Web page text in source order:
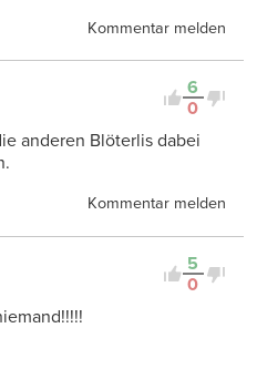
Kommentar melden
6
0
anderen Blöterlis dabei
Kommentar melden
5
0